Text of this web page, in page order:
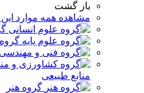
باز گشت
مشاهده همه موارد
منابع طبیعی
گروه هنر